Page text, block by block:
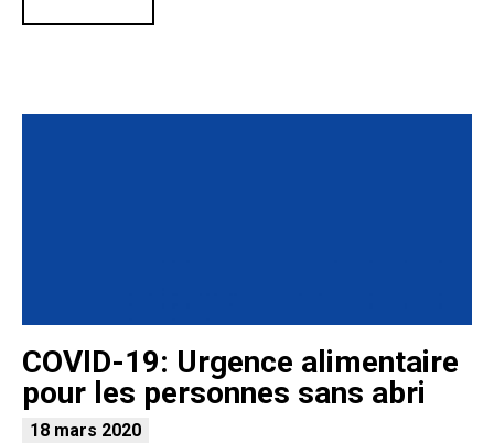
COVID-19: Urgence alimentaire
pour les personnes sans abri
18 mars 2020